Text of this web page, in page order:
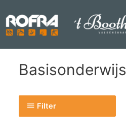
content
Basisonderwijs
Filter